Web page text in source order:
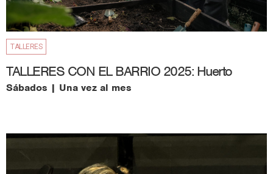
TALLERES
TALLERES CON EL BARRIO 2025: Huerto
Sábados | Una vez al mes